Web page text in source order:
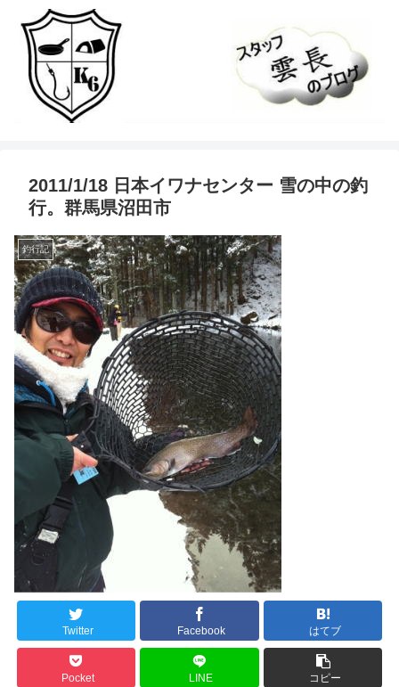
2011/1/18 日本イワナセンター 雪の中の釣
行。群馬県沼田市
釣行記
Twitter Facebook はてブ
Pocket LINE コピー